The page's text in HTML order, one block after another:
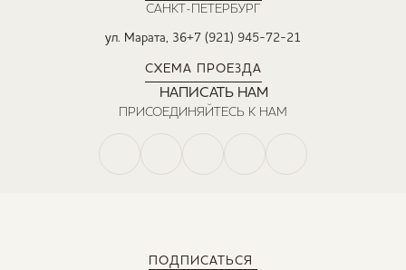
ПОДПИСАТЬСЯ
САНКТ-ПЕТЕРБУРГ
ул. Марата, 36+7 (921) 945-72-21
СХЕМА ПРОЕЗДА
НАПИСАТЬ НАМ
ПРИСОЕДИНЯЙТЕСЬ К НАМ